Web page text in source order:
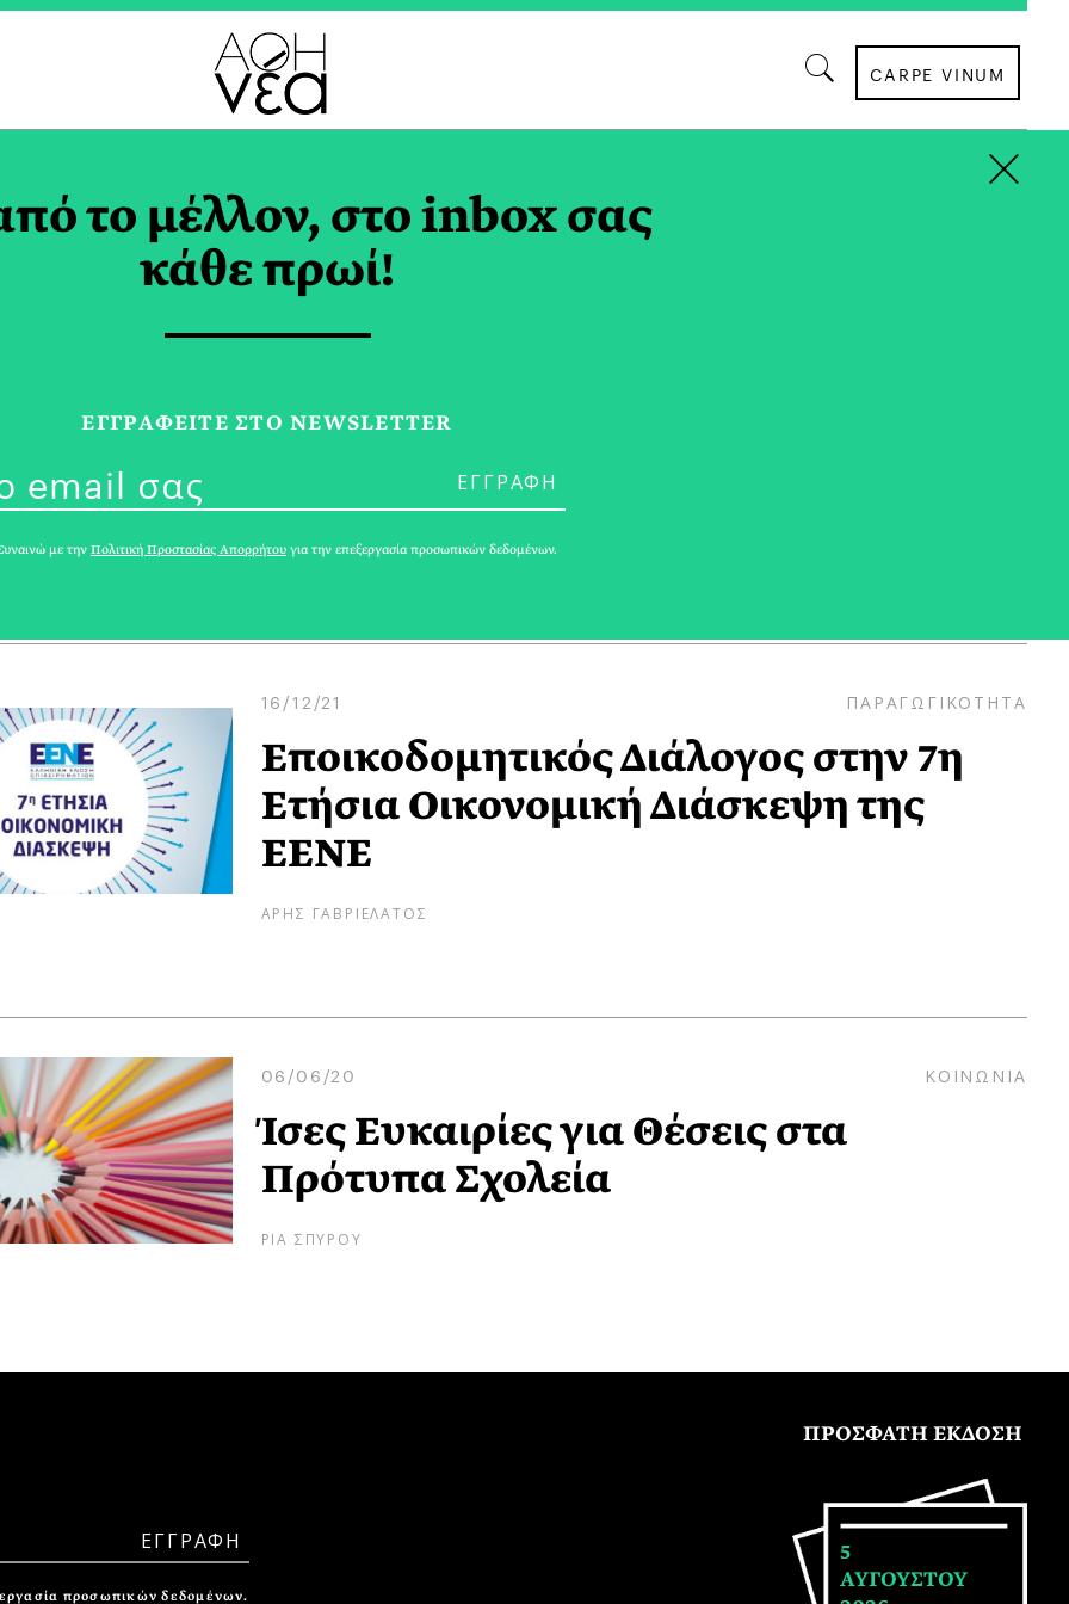
CARPE VINUM
ΚΕΡΑΜΕΩΣ TAG
Η Ιδιότυπη Μοναξιά του Κυριάκου
Μητσοτάκη
ΔΙΟΝΥΣΗΣ ΓΟΥΣΕΤΗΣ
16/12/21 ΠΑΡΑΓΩΓΙΚΟΤΗΤΑ
Εποικοδομητικός Διάλογος στην 7η
Ετήσια Οικονομική Διάσκεψη της
ΕΕΝΕ
ΑΡΗΣ ΓΑΒΡΙΕΛΑΤΟΣ
06/06/20 ΚΟΙΝΩΝΙΑ
Ίσες Ευκαιρίες για Θέσεις στα
Πρότυπα Σχολεία
ΡΙΑ ΣΠΥΡΟΥ
προσωπικών δεδομένων.
ΠΡΟΣΦΑΤΗ ΕΚΔΟΣΗ
5
ΑΥΓΟΥΣΤΟΥ
το μέλλον, στο inbox σας
κάθε πρωί!
ΕΓΓPΑΦΕΙΤΕ ΣΤΟ NEWSLETTER
με την Πολιτική Προστασίας Απορρήτου για την επεξεργασία προσωπικών δεδομένων.
×